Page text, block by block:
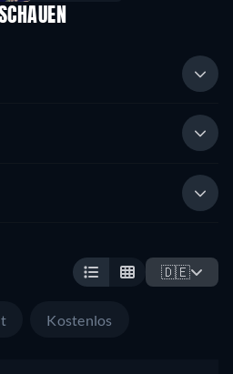
🇩🇪
Kostenlos